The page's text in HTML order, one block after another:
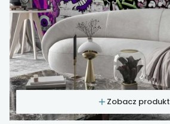
Zobacz produkt